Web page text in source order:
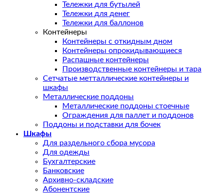
Тележки для бутылей
Тележки для денег
Тележки для баллонов
Контейнеры
Контейнеры с откидным дном
Контейнеры опрокидывающиеся
Распашные контейнеры
Производственные контейнеры и тара
Сетчатые метталлические контейнеры и
шкафы
Металлические поддоны
Металлические поддоны стоечные
Ограждения для паллет и поддонов
Поддоны и подставки для бочек
Шкафы
Для раздельного сбора мусора
Для одежды
Бухгалтерские
Банковские
Архивно-складские
Абонентские